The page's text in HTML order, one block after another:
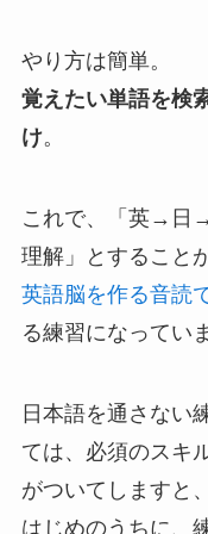
やり方は簡単。
覚えたい単語を検
け。
これで、「英→日
理解」とすること
英語脳を作る音読
る練習になってい
日本語を通さない
ては、必須のスキ
がついてしますと
はじめのうちに、